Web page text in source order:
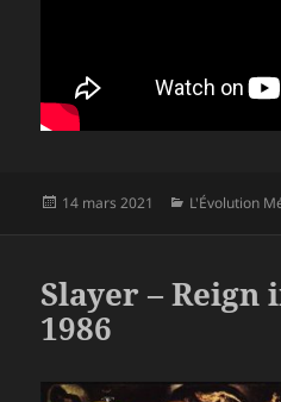
Publié
14 mars 2021 Catégories
L'Évolution
Slayer – Reign
1986